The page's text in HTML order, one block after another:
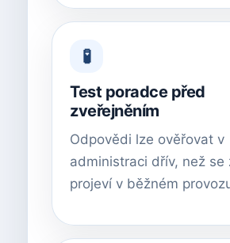
🧪
Test poradce před
zveřejněním
Odpovědi lze ověřovat v
administraci dřív, než se
projeví v běžném